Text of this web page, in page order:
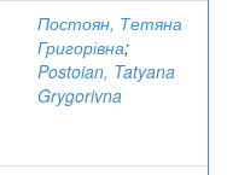
Постоян, Тетяна
Григорівна;
Postoian, Tatyana
Grygorivna